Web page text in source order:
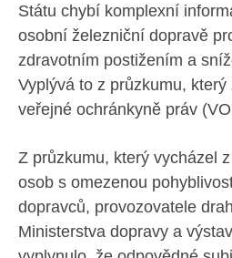
Státu chybí komplexní
osobní železniční dopravě
zdravotním postižením a
Vyplývá to z průzkumu, který
veřejné ochránkyně práv
Z průzkumu, který vycházel
osob s omezenou
dopravců, provozovatele
Ministerstva dopravy a